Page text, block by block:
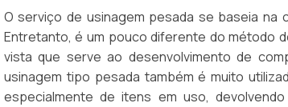
O serviço de usinagem pesada se baseia na
Entretanto, é um pouco diferente do método
vista que serve ao desenvolvimento de
usinagem tipo pesada também é muito
especialmente de itens em uso,